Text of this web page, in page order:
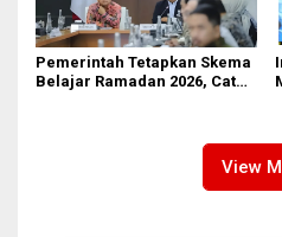
Pemerintah Tetapkan Skema
Belajar Ramadan 2026, Catat
View